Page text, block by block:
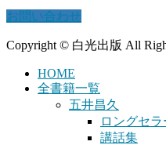
お問い合わせ
Copyright © 白光出版 All
HOME
全書籍一覧
五井昌久
ロングセ
講話集